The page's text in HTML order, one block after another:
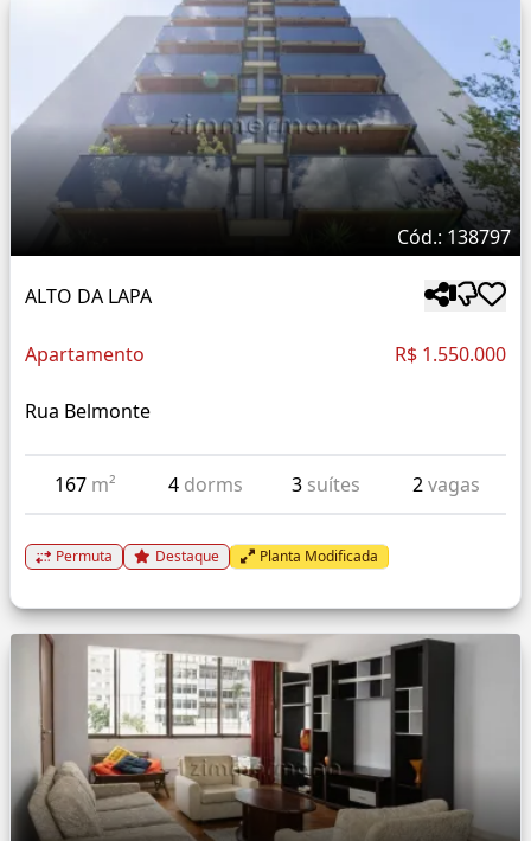
Cód.: 138797
ALTO DA LAPA
Apartamento R$ 1.550.000
Rua Belmonte
167 m² 4 dorms 3 suítes 2vagas
Permuta Destaque Planta Modificada